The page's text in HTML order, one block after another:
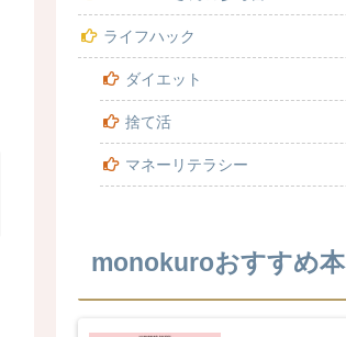
ライフハック
ダイエット
捨て活
マネーリテラシー
monokuroおすすめ本